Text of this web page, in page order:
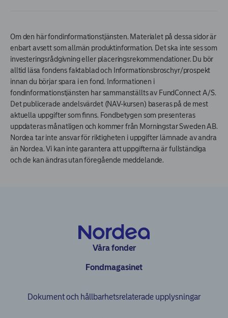
Om den här fondinformationstjänsten. Materialet på dessa sidor är
enbart avsett som allmän produktinformation. Det ska inte ses som
investeringsrådgivning eller placeringsrekommendationer. Du bör
alltid läsa fondens faktablad och Informationsbroschyr/prospekt
innan du börjar spara i en fond. Informationen i
fondinformationstjänsten har sammanställts av FundConnect A/S.
Det publicerade andelsvärdet (NAV-kursen) baseras på de mest
aktuella uppgifter som finns. Fondbetygen som presenteras
uppdateras månatligen och kommer från Morningstar Sweden AB.
Nordea tar inte ansvar för riktigheten i uppgifter lämnade av andra
än Nordea. Vi kan inte garantera att uppgifterna är fullständiga
och de kan ändras utan föregående meddelande.
Våra fonder
Fondmagasinet
Dokument och hållbarhetsrelaterade upplysningar